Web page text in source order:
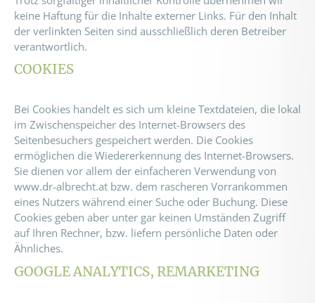
keine Haftung für die Inhalte externer Links. Für den Inhalt
der verlinkten Seiten sind ausschließlich deren Betreiber
verantwortlich.
COOKIES
Bei Cookies handelt es sich um kleine Textdateien, die lokal
im Zwischenspeicher des Internet-Browsers des
Seitenbesuchers gespeichert werden. Die Cookies
ermöglichen die Wiedererkennung des Internet-Browsers.
Sie dienen vor allem der einfacheren Verwendung von
www.dr-albrecht.at bzw. dem rascheren Vorrankommen
eines Nutzers während einer Suche oder Buchung. Diese
Cookies geben aber unter gar keinen Umständen Zugriff
auf Ihren Rechner, bzw. liefern persönliche Daten oder
Ähnliches.
GOOGLE ANALYTICS, REMARKETING